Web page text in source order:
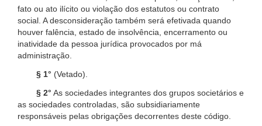
fato ou ato ilícito ou violação dos estatutos ou contrato
social. A desconsideração também será efetivada quando
houver falência, estado de insolvência, encerramento ou
inatividade da pessoa jurídica provocados por má
administração.
§ 1° (Vetado).
§ 2° As sociedades integrantes dos grupos societários e
as sociedades controladas, são subsidiariamente
responsáveis pelas obrigações decorrentes deste código.